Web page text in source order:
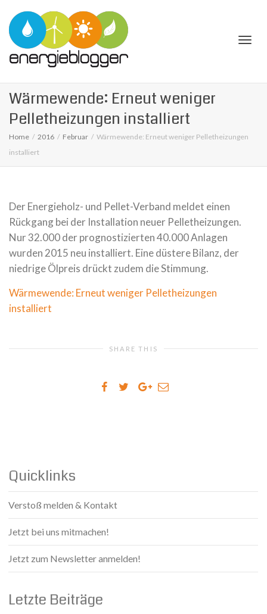
Wärmewende: Erneut weniger
Pelletheizungen installiert
Home 2016 Februar
Wärmewende: Erneut weniger Pelletheizungen
installiert
Der Energieholz- und Pellet-Verband meldet einen
Rückgang bei der Installation neuer Pelletheizungen.
Nur 32.000 der prognostizierten 40.000 Anlagen
wurden 2015 neu installiert. Eine düstere Bilanz, der
niedrige Ölpreis drückt zudem die Stimmung.
Wärmewende: Erneut weniger Pelletheizungen
installiert
SHARE THIS
Quicklinks
Verstoß melden & Kontakt
Jetzt bei uns mitmachen!
Jetzt zum Newsletter anmelden!
Letzte Beiträge